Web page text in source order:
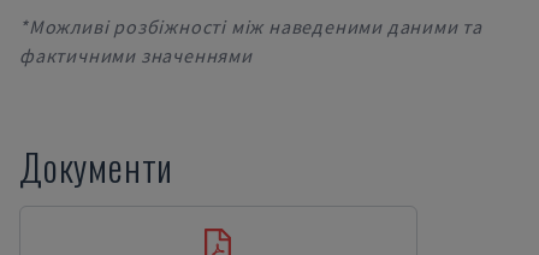
*Можливі розбіжності між наведеними даними та
фактичними значеннями
Документи